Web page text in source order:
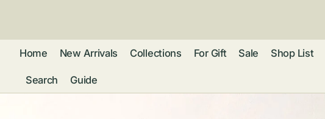
Home New Arrivals Collections For Gift Sale Shop List
Search Guide